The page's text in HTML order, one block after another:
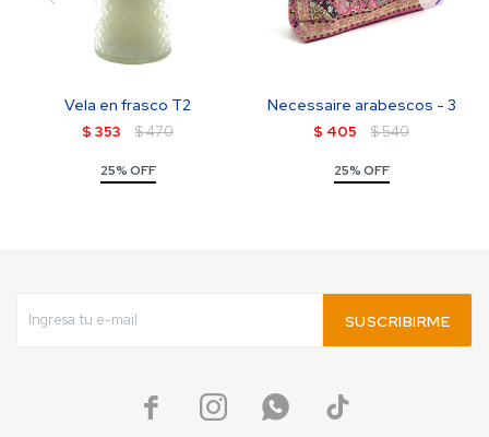
Vela en frasco T2
$ 353 $470
25% OFF
Necessaire arabescos - 3
$ 405 $540
25% OFF
SUSCRIBIRME
   